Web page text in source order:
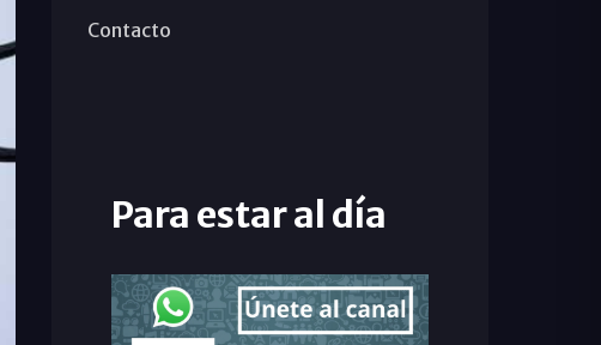
Contacto
Para estar al día